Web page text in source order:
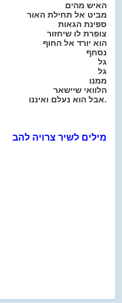
האיש מהים
מביט אל תחילת האור
ספינת הגאות
צופרת לו שיחזור
הוא יורד אל החוף
נסחף
גל
גל
ממנו
הלוואי שיישאר
אבל הוא נעלם ואיננו.
מילים לשיר צרויה להב